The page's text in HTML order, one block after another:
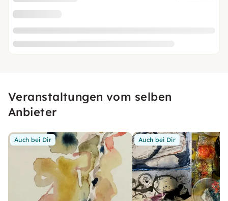
Veranstaltungen vom selben
Anbieter
Auch bei Dir Auch bei Dir